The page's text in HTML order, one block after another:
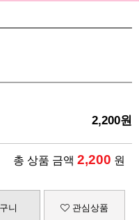
2,200원
총 상품 금액 2,200 원
니 관심상품